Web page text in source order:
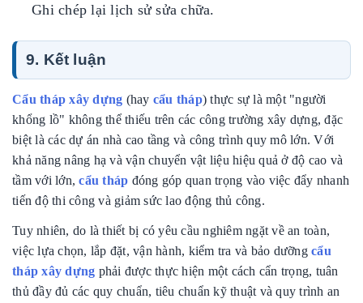
Ghi chép lại lịch sử sửa chữa.
9. Kết luận
Cẩu tháp xây dựng (hay cẩu tháp) thực sự là một "người
khổng lồ" không thể thiếu trên các công trường xây dựng, đặc
biệt là các dự án nhà cao tầng và công trình quy mô lớn. Với
khả năng nâng hạ và vận chuyển vật liệu hiệu quả ở độ cao và
tầm với lớn,cẩu tháp đóng góp quan trọng vào việc đẩy nhanh
tiến độ thi công và giảm sức lao động thủ công.
Tuy nhiên, do là thiết bị có yêu cầu nghiêm ngặt về an toàn,
việc lựa chọn, lắp đặt, vận hành, kiểm tra và bảo dưỡng cẩu
tháp xây dựng phải được thực hiện một cách cẩn trọng, tuân
thủ đầy đủ các quy chuẩn, tiêu chuẩn kỹ thuật và quy trình an